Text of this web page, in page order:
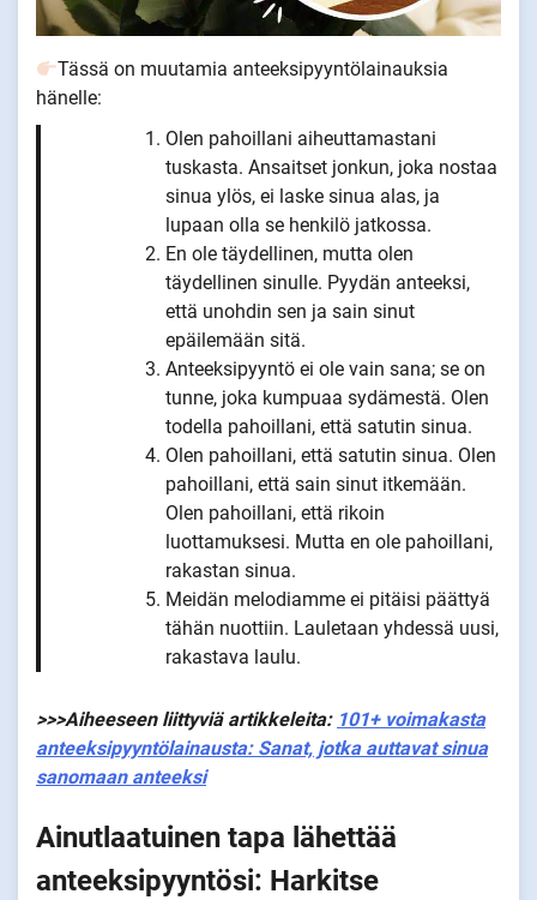
Tässä on muutamia anteeksipyyntölainauksia
hänelle:
Olen pahoillani aiheuttamastani
tuskasta. Ansaitset jonkun, joka nostaa
sinua ylös, ei laske sinua alas, ja
lupaan olla se henkilö jatkossa.
En ole täydellinen, mutta olen
täydellinen sinulle. Pyydän anteeksi,
että unohdin sen ja sain sinut
epäilemään sitä.
Anteeksipyyntö ei ole vain sana; se on
tunne, joka kumpuaa sydämestä. Olen
todella pahoillani, että satutin sinua.
Olen pahoillani, että satutin sinua. Olen
pahoillani, että sain sinut itkemään.
Olen pahoillani, että rikoin
luottamuksesi. Mutta en ole pahoillani,
rakastan sinua.
Meidän melodiamme ei pitäisi päättyä
tähän nuottiin. Lauletaan yhdessä uusi,
rakastava laulu.
>>>Aiheeseen liittyviä artikkeleita: 101+ voimakasta
anteeksipyyntölainausta: Sanat, jotka auttavat sinua
sanomaan anteeksi
Ainutlaatuinen tapa lähettää
anteeksipyyntösi: Harkitse